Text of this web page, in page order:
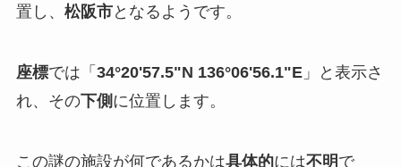
置し、 松阪市となるようです。
座標では「 34°20'57.5"N 136°06'56.1"E」と表示さ
れ、その下側 に位置します。
この謎の施設が何であるかは具体的には不明 で